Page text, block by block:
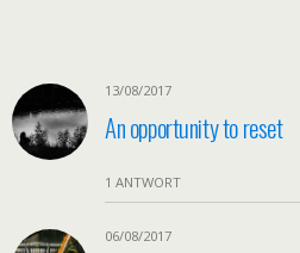
13/08/2017
An opportunity to reset
1 ANTWORT
06/08/2017